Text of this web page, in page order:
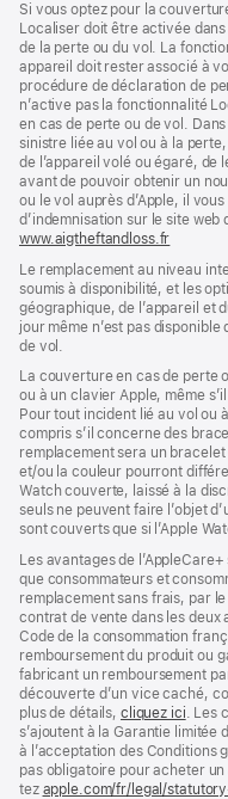
Si vous optez pour la
Localiser doit être activée
de la perte ou du vol. La
appareil doit rester associé à
procédure de déclaration de
n’active pas la fonctionnalité
en cas de perte ou de vol.
sinistre liée au vol ou à la
de l’appareil volé ou égaré, de
avant de pouvoir obtenir un
ou le vol auprès d’Apple, il
d’indemnisation sur le site web
www.aigtheftandloss.fr
une
nouvelle
fenêtre)
Le remplacement au niveau
soumis à disponibilité, et les
géographique, de l’appareil et
jour même n’est pas
de vol.
La couverture en cas de perte
ou à un clavier Apple, même
Pour tout incident lié au vol ou
compris s’il concerne des
remplacement sera un
et/ou la couleur pourront
Watch couverte, laissé à la
seuls ne peuvent faire l’objet
sont couverts que si l’Apple
Les avan­tages de
que consommateurs et
rempla­cement sans frais, par
contrat de vente dans les deux
Code de la consom­mation
rembour­sement du produit ou
fabricant un rembour­sement
découverte d’un vice caché,
plus de détails, cliquez ici
dans
une
. Les
s’ajoutent à la Garantie limitée
à l’acceptation des Conditions
pas obligatoire pour acheter
tez apple.com/fr/legal/